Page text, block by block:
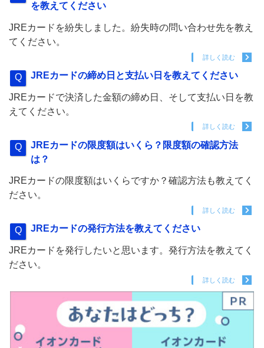
を教えてください
JREカードを紛失しました。紛失時の問い合わせ先を教え
てください。
詳しく読む
JREカードの締め日と支払い日を教えてください
JREカードで決済した金額の締め日、そして支払い日を教
えてください。
詳しく読む
JREカードの限度額はいくら？限度額の確認方法
は？
JREカードの限度額はいくらですか？確認方法も教えてく
ださい。
詳しく読む
JREカードの発行方法を教えてください
JREカードを発行したいと思います。発行方法を教えてく
ださい。
詳しく読む